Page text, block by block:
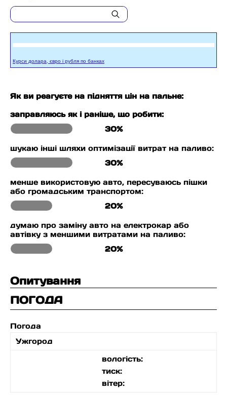
Курси долара, євро і рубля по банках
Як ви реагуєте на підняття цін на пальне:
заправляюсь як і раніше, що робити:
30%
шукаю інші шляхи оптимізації витрат на паливо:
30%
менше використовую авто, пересуваюсь пішки
або громадським транспортом:
20%
думаю про заміну авто на електрокар або
автівку з меншими витратами на паливо:
20%
Опитування
ПОГОДА
Погода
Ужгород
вологість:
тиск:
вітер: